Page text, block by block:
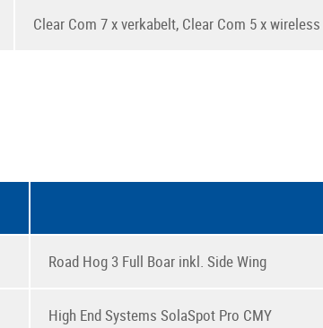
Clear Com 7 x verkabelt, Clear Com 5 x wireless
Road Hog 3 Full Boar inkl. Side Wing
High End Systems SolaSpot Pro CMY